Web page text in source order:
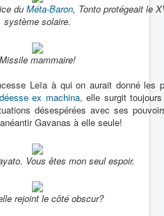
du Méta-Baron, Tonto protégeait le
système solaire.
Missile mammaire!
Leïa à qui on aurait donné les
déesse ex machina, elle surgit
désespérées avec ses
Gavanas à elle seule!
Vous êtes mon seul espoir.
rejoint le côté obscur?